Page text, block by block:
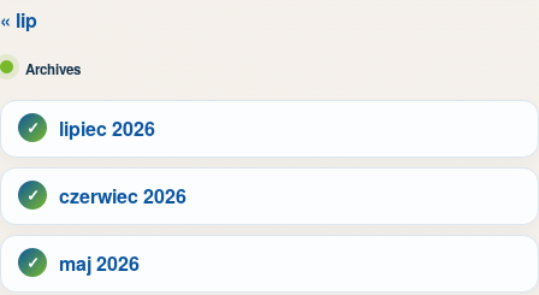
« lip
Archives
lipiec 2026
czerwiec 2026
maj 2026